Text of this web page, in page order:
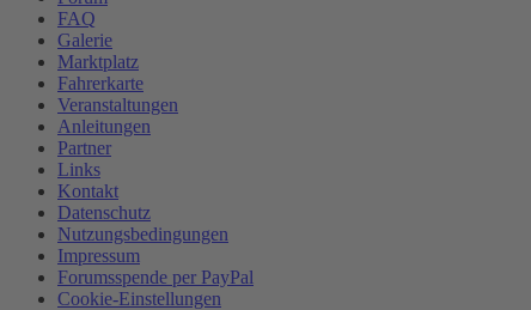
FAQ
Galerie
Marktplatz
Fahrerkarte
Veranstaltungen
Anleitungen
Partner
Links
Kontakt
Datenschutz
Nutzungsbedingungen
Impressum
Forumsspende per PayPal
Cookie-Einstellungen